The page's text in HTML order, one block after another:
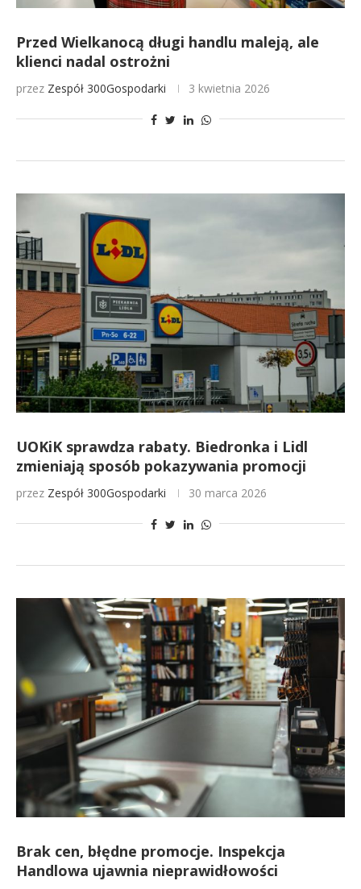
Przed Wielkanocą długi handlu maleją, ale
klienci nadal ostrożni
przez Zespół 300Gospodarki 3 kwietnia 2026
UOKiK sprawdza rabaty. Biedronka i Lidl
zmieniają sposób pokazywania promocji
przez Zespół 300Gospodarki 30 marca 2026
Brak cen, błędne promocje. Inspekcja
Handlowa ujawnia nieprawidłowości